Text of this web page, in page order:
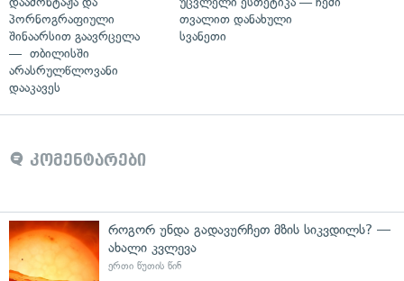
პორნოგრაფიული
შინაარსით გაავრცელა
— თბილისში
არასრულწლოვანი
დააკავეს
თვალით დანახული
სვანეთი
კომენტარები
როგორ უნდა გადავურჩეთ მზის სიკვდილს? —
ახალი კვლევა
ერთი წუთის წინ